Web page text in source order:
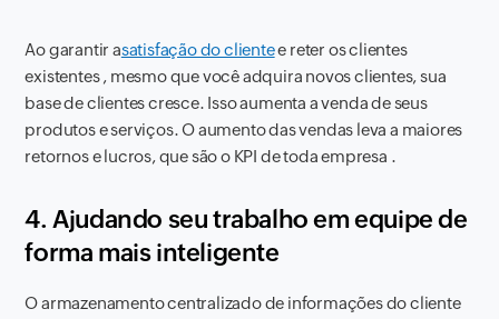
Ao garantir asatisfação do clientee reter os clientes
existentes , mesmo que você adquira novos clientes, sua
base de clientes cresce. Isso aumenta a venda de seus
produtos e serviços. O aumento das vendas leva a maiores
retornos e lucros, que são o KPI de toda empresa .
4. Ajudando seu trabalho em equipe de
forma mais inteligente
O armazenamento centralizado de informações do cliente